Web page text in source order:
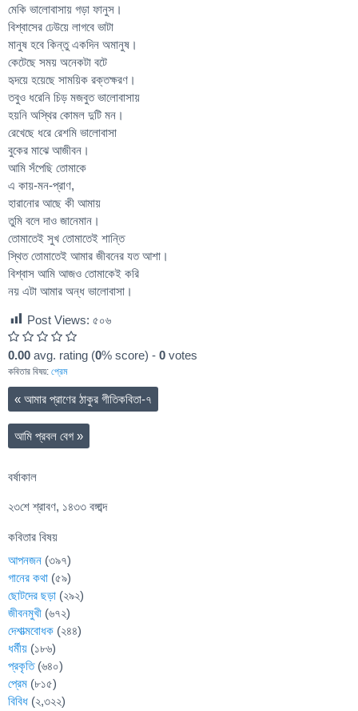
মেকি ভালোবাসায় গড়া ফানুস।
বিশ্বাসের ঢেউয়ে লাগবে ভাটা
মানুষ হবে কিন্তু একদিন অমানুষ।
কেটেছে সময় অনেকটা বটে
হৃদয়ে হয়েছে সাময়িক রক্তক্ষরণ।
তবুও ধরেনি চিড় মজবুত ভালোবাসায়
হয়নি অস্থির কোমল দুটি মন।
রেখেছে ধরে রেশমি ভালোবাসা
বুকের মাঝে আজীবন।
আমি সঁপেছি তোমাকে
এ কায়-মন-প্রাণ,
হারানোর আছে কী আমায়
তুমি বলে দাও জানেমান।
তোমাতেই সুখ তোমাতেই শান্তি
স্থিত তোমাতেই আমার জীবনের যত আশা।
বিশ্বাস আমি আজও তোমাকেই করি
নয় এটা আমার অন্ধ ভালোবাসা।
Post Views: ৫০৬
0.00 avg. rating (0% score) - 0 votes
কবিতার বিষয়: প্রেম
« আমার প্রাণের ঠাকুর গীতিকবিতা-৭
আমি প্রবল বেগ »
বর্ষাকাল
২৩শে শ্রাবণ, ১৪৩৩ বঙ্গাব্দ
কবিতার বিষয়
আপনজন (৩৯৭)
গানের কথা (৫৯)
ছোটদের ছড়া (২৯২)
জীবনমুখী (৬৭২)
দেশাত্মবোধক (২৪৪)
ধর্মীয় (১৮৬)
প্রকৃতি(৬৪০)
প্রেম (৮১৫)
বিবিধ (২,৩২২)